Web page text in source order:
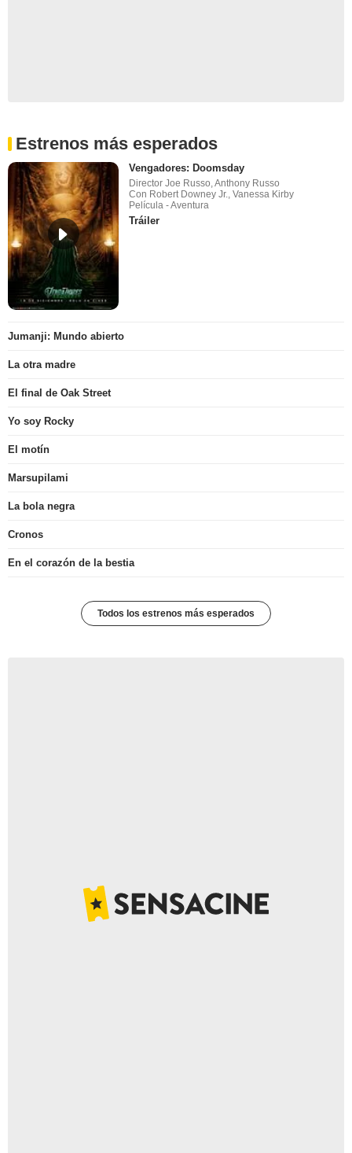
Estrenos más esperados
Vengadores: Doomsday
Director Joe Russo, Anthony Russo
Con Robert Downey Jr., Vanessa Kirby
Película - Aventura
Tráiler
Jumanji: Mundo abierto
La otra madre
El final de Oak Street
Yo soy Rocky
El motín
Marsupilami
La bola negra
Cronos
En el corazón de la bestia
Todos los estrenos más esperados